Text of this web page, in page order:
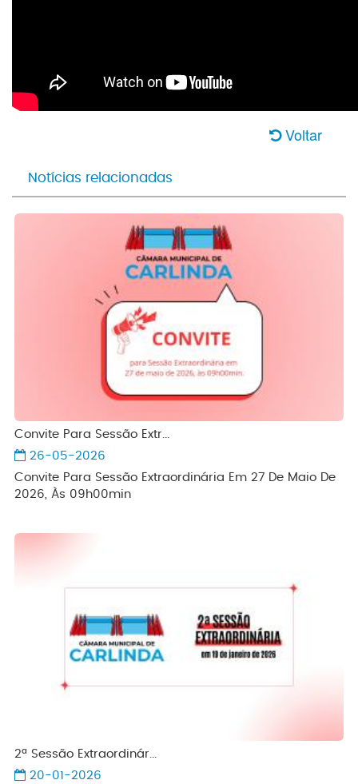
Voltar
Notícias relacionadas
Convite Para Sessão Extr...
26-05-2026
Convite Para Sessão Extraordinária Em 27 De Maio De
2026, Às 09h00min
2ª Sessão Extraordinár...
20-01-2026